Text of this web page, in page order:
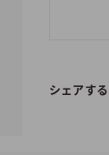
シェアする